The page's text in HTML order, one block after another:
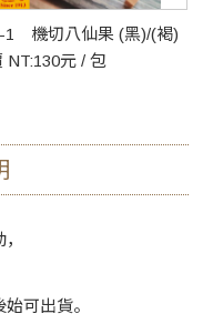
1 機切八仙果 (黑)/(褐)
NT:130元 / 包
可出貨。